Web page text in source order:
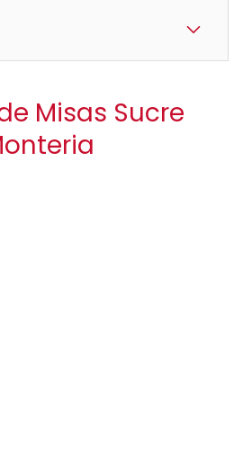
Misas Sucre